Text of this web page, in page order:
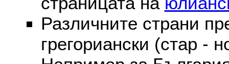
Различните страни
грегориански (стар -